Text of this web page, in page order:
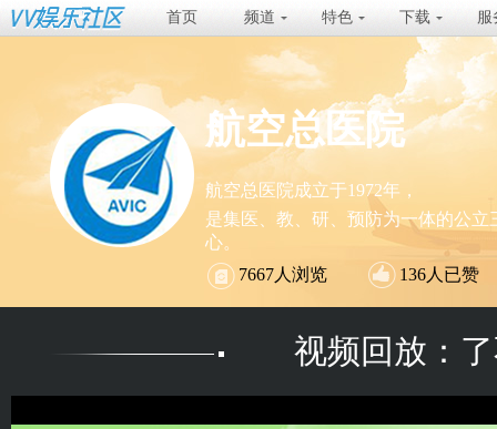
首页 频道 特色 下载 服
航空总医院
航空总医院成立于1972年，
是集医、教、研、预防为一体的公
心。
7667人浏览 136人已赞
视频回放：